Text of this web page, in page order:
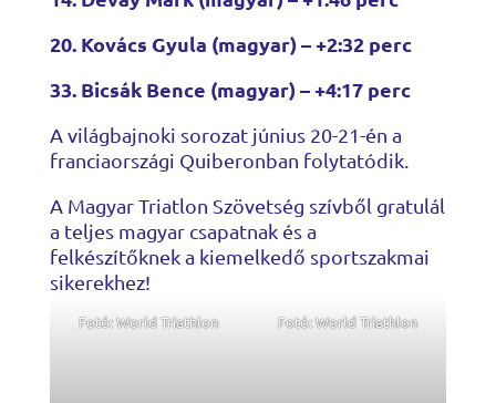
20. Kovács Gyula (magyar) – +2:32 perc
33. Bicsák Bence (magyar) – +4:17 perc
A világbajnoki sorozat június 20-21-én a
franciaországi Quiberonban folytatódik.
A Magyar Triatlon Szövetség szívből gratulál
a teljes magyar csapatnak és a
felkészítőknek a kiemelkedő sportszakmai
sikerekhez!
Fotó: World Triathlon Fotó: World Triathlon